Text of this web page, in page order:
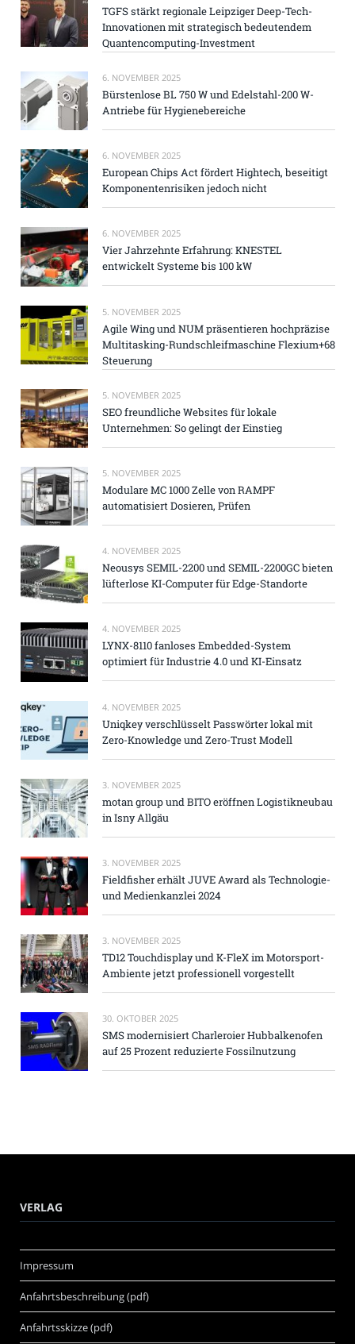
TGFS stärkt regionale Leipziger Deep-Tech-
Innovationen mit strategisch bedeutendem
Quantencomputing-Investment
6. NOVEMBER 2025
Bürstenlose BL 750 W und Edelstahl-200 W-
Antriebe für Hygienebereiche
6. NOVEMBER 2025
European Chips Act fördert Hightech, beseitigt
Komponentenrisiken jedoch nicht
6. NOVEMBER 2025
Vier Jahrzehnte Erfahrung: KNESTEL
entwickelt Systeme bis 100 kW
5. NOVEMBER 2025
Agile Wing und NUM präsentieren hochpräzise
Multitasking-Rundschleifmaschine Flexium+68
Steuerung
5. NOVEMBER 2025
SEO freundliche Websites für lokale
Unternehmen: So gelingt der Einstieg
5. NOVEMBER 2025
Modulare MC 1000 Zelle von RAMPF
automatisiert Dosieren, Prüfen
4. NOVEMBER 2025
Neousys SEMIL-2200 und SEMIL-2200GC bieten
lüfterlose KI-Computer für Edge-Standorte
4. NOVEMBER 2025
LYNX-8110 fanloses Embedded-System
optimiert für Industrie 4.0 und KI-Einsatz
4. NOVEMBER 2025
Uniqkey verschlüsselt Passwörter lokal mit
Zero-Knowledge und Zero-Trust Modell
3. NOVEMBER 2025
motan group und BITO eröffnen Logistikneubau
in Isny Allgäu
3. NOVEMBER 2025
Fieldfisher erhält JUVE Award als Technologie-
und Medienkanzlei 2024
3. NOVEMBER 2025
TD12 Touchdisplay und K-FleX im Motorsport-
Ambiente jetzt professionell vorgestellt
30. OKTOBER 2025
SMS modernisiert Charleroier Hubbalkenofen
auf 25 Prozent reduzierte Fossilnutzung
VERLAG
Impressum
Anfahrtsbeschreibung (pdf)
Anfahrtsskizze (pdf)